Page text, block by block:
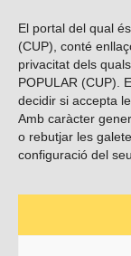
El portal del qual
(CUP), conté
privacitat dels
POPULAR (CUP).
decidir si accepta
Amb caràcter
o rebutjar les
configuració del